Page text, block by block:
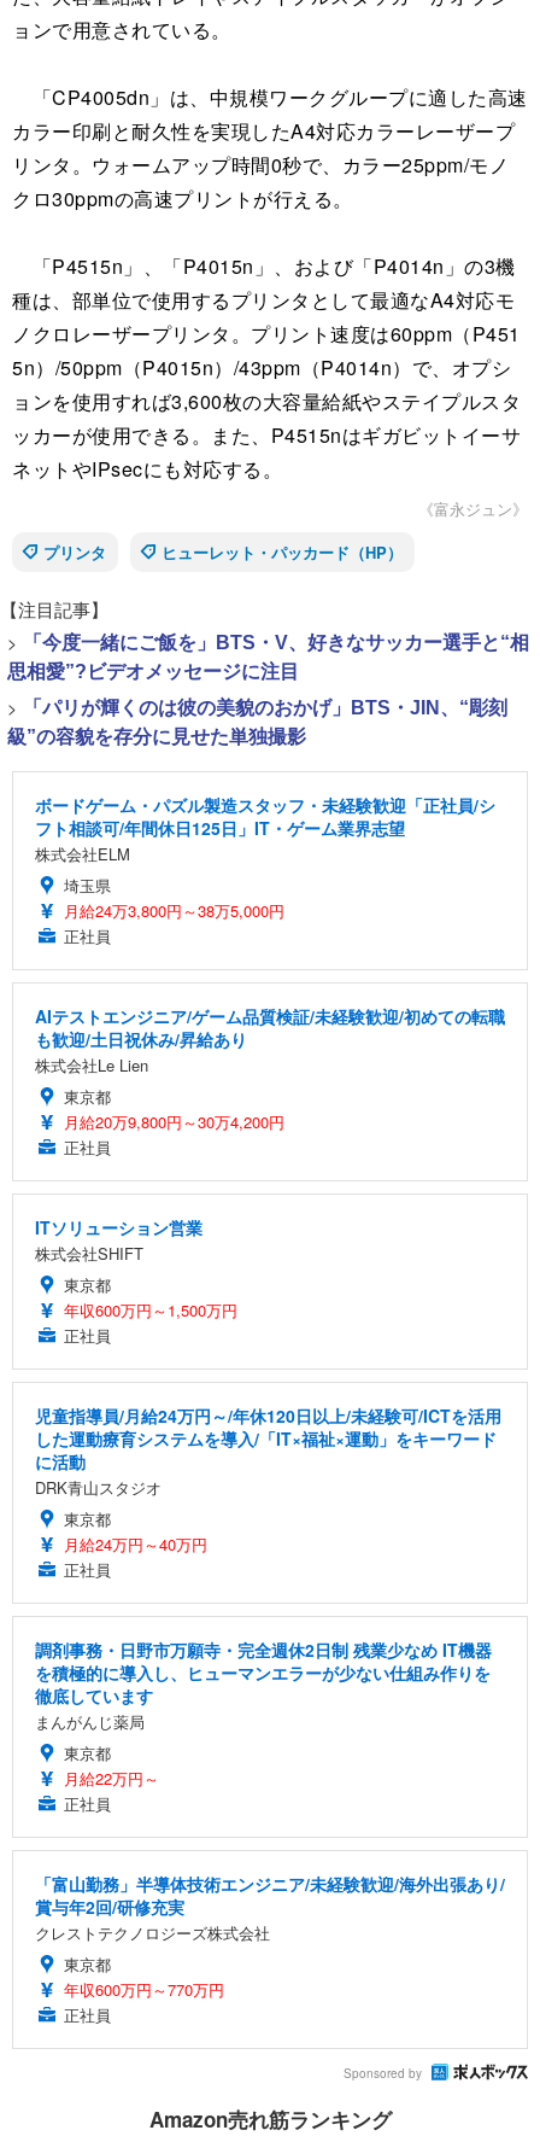
ョンで用意されている。
「CP4005dn」は、中規模ワークグループに適した高速
カラー印刷と耐久性を実現したA4対応カラーレーザープ
リンタ。ウォームアップ時間0秒で、カラー25ppm/モノ
クロ30ppmの高速プリントが行える。
「P4515n」、「P4015n」、および「P4014n」の3機
種は、部単位で使用するプリンタとして最適なA4対応モ
ノクロレーザープリンタ。プリント速度は60ppm（P451
5n）/50ppm（P4015n）/43ppm（P4014n）で、オプシ
ョンを使用すれば3,600枚の大容量給紙やステイプルスタ
ッカーが使用できる。また、P4515nはギガビットイーサ
ネットやIPsecにも対応する。
《富永ジュン》
プリンタ
ヒューレット・パッカード（HP）
【注目記事】
>
「今度一緒にご飯を」BTS・V、好きなサッカー選手と“相
思相愛”?ビデオメッセージに注目
>
「パリが輝くのは彼の美貌のおかげ」BTS・JIN、“彫刻
級”の容貌を存分に見せた単独撮影
ボードゲーム・パズル製造スタッフ・未経験歓迎「正社員/シ
フト相談可/年間休日125日」IT・ゲーム業界志望
株式会社ELM
埼玉県
月給24万3,800円～38万5,000円
正社員
AIテストエンジニア/ゲーム品質検証/未経験歓迎/初めての転職
も歓迎/土日祝休み/昇給あり
株式会社Le Lien
東京都
月給20万9,800円～30万4,200円
正社員
ITソリューション営業
株式会社SHIFT
東京都
年収600万円～1,500万円
正社員
児童指導員/月給24万円～/年休120日以上/未経験可/ICTを活用
した運動療育システムを導入/「IT×福祉×運動」をキーワード
に活動
DRK青山スタジオ
東京都
月給24万円～40万円
正社員
調剤事務・日野市万願寺・完全週休2日制 残業少なめ IT機器
を積極的に導入し、ヒューマンエラーが少ない仕組み作りを
徹底しています
まんがんじ薬局
東京都
月給22万円～
正社員
「富山勤務」半導体技術エンジニア/未経験歓迎/海外出張あり/
賞与年2回/研修充実
クレストテクノロジーズ株式会社
東京都
年収600万円～770万円
正社員
Sponsored by
Amazon売れ筋ランキング